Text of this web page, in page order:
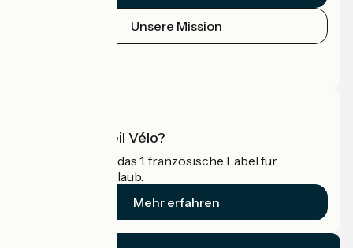
Unsere Mission
Was ist Accueil Vélo?
Accueil Vélo ist das 1. französische Label für
Radfahrer im Urlaub.
Mehr erfahren